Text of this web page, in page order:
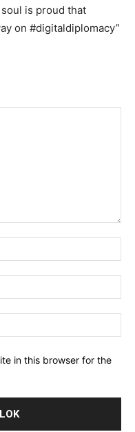
is proud that
on #digitaldiplomacy”
in this browser for the